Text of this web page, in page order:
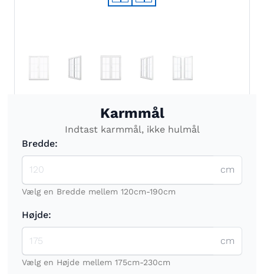
Karmmål
Indtast karmmål, ikke hulmål
Bredde:
cm
Vælg en Bredde mellem 120cm-190cm
Højde:
cm
Vælg en Højde mellem 175cm-230cm